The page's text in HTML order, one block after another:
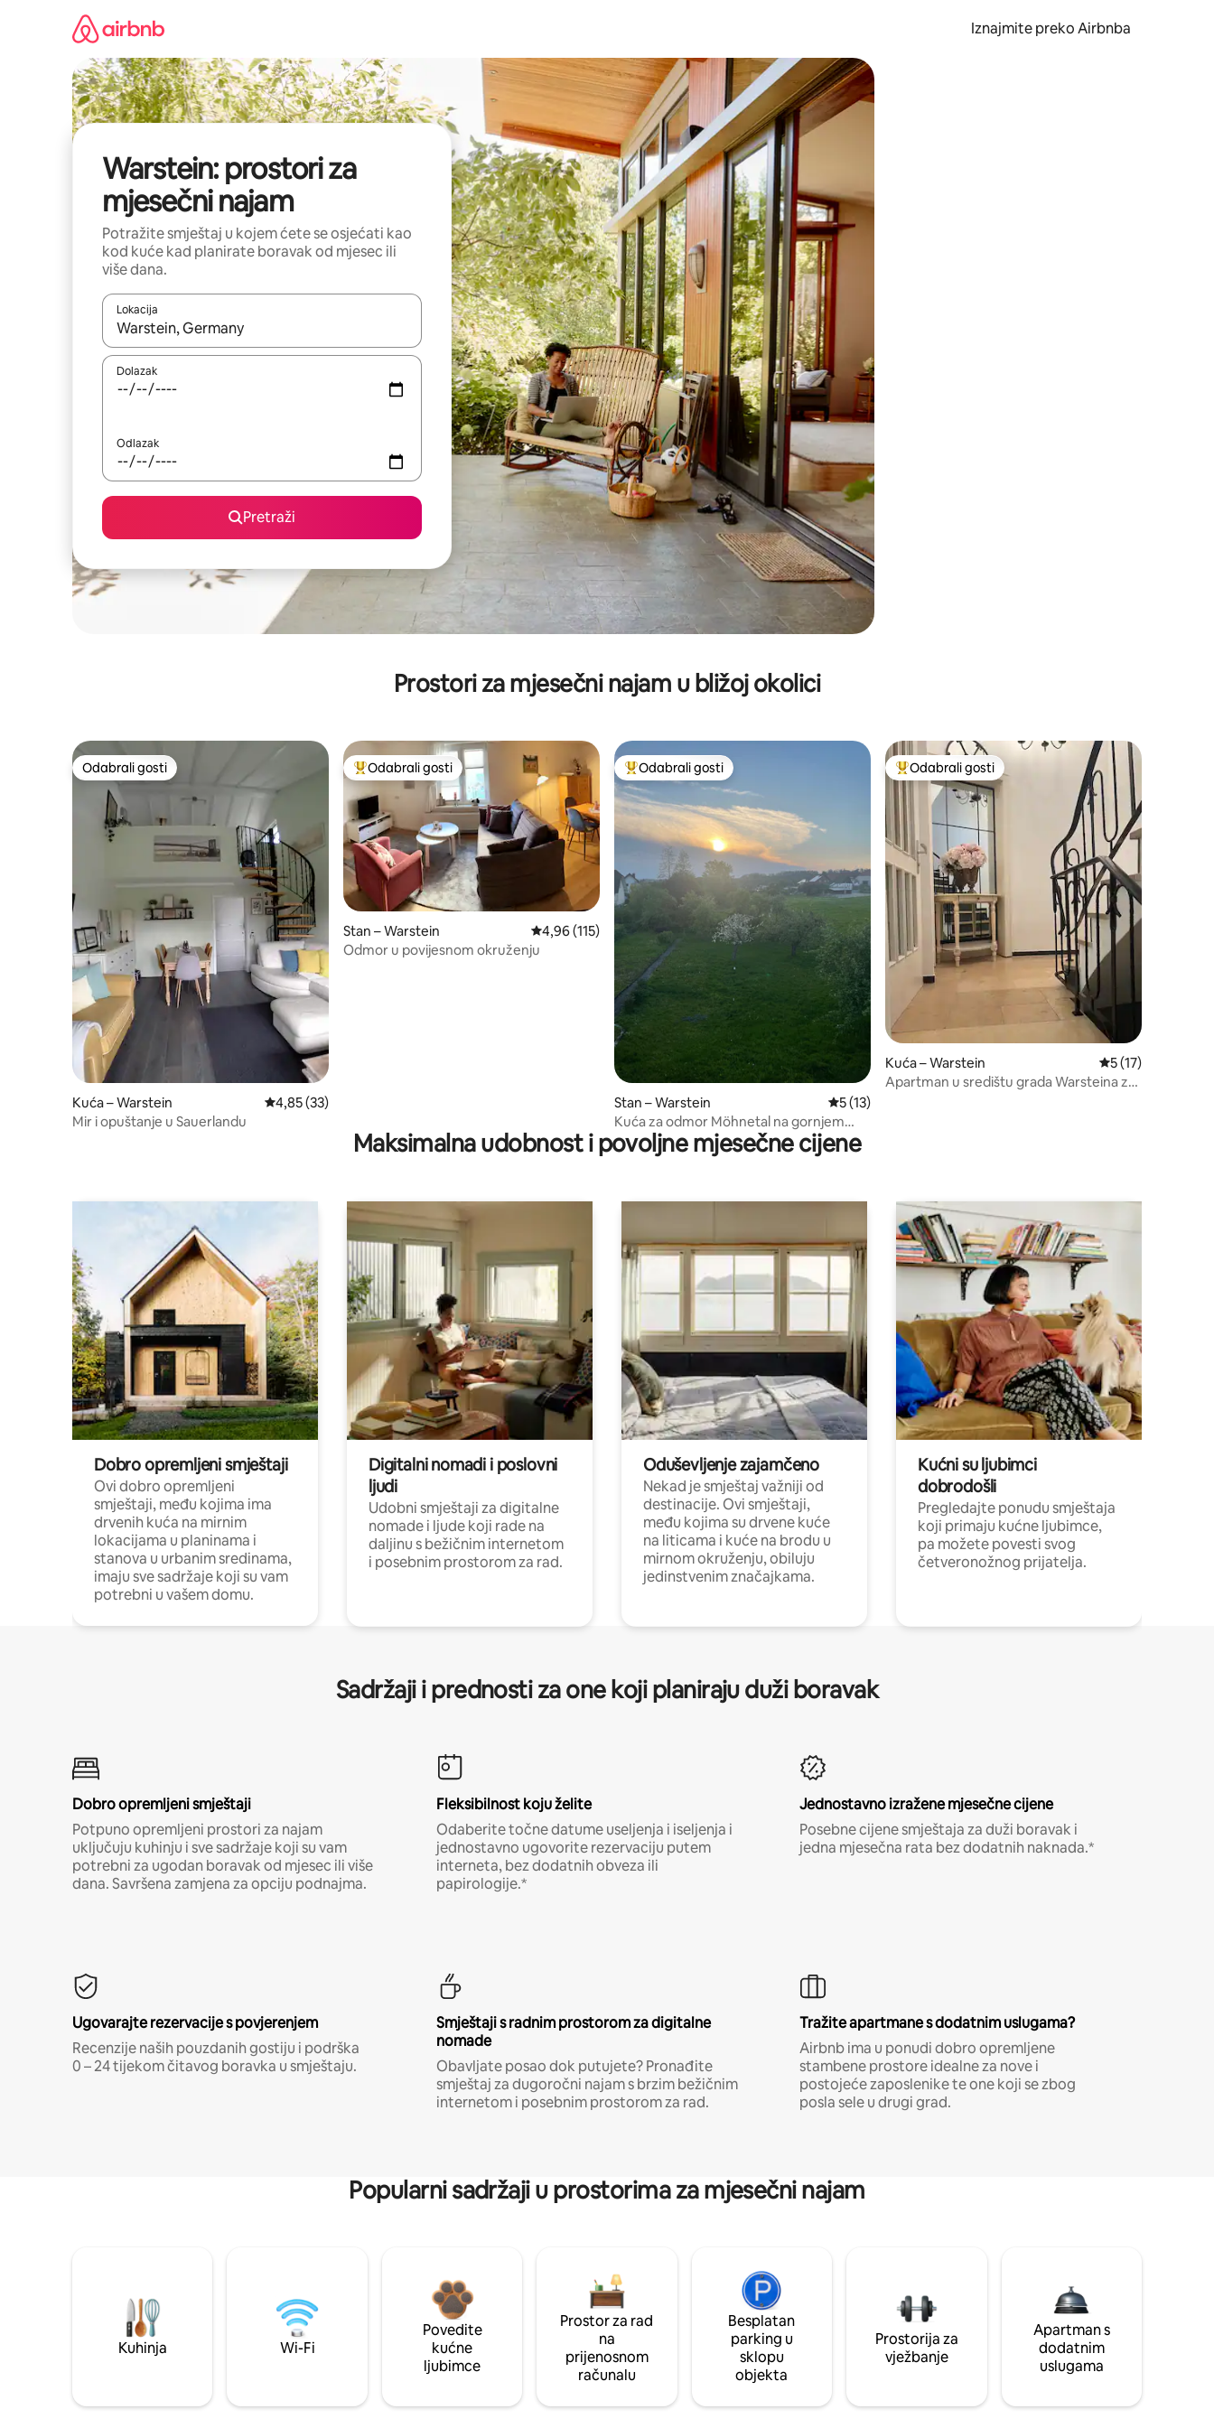
Iznajmite preko Airbnba
Warstein: prostori za
mjesečni najam
Potražite smještaj u kojem ćete se osjećati kao
kod kuće kad planirate boravak od mjesec ili
više dana.
Lokacija
Kada budu dostupni rezultati, moći ćete ih pregledati koristeći se strelicama prema gore i prema dolje, kao i dodirom ili prelaskom prstom po zaslonu.
Dolazak
Odlazak
Pretraži
Prostori za mjesečni najam u bližoj okolici
Odabrali gosti
Odabrali gosti
Kuća – Warstein Prosječna ocjena: 4,85/5, recenzija: 33
4,85 (33)
Mir i opuštanje u Sauerlandu
Među najviše rangiranima s oznakom „Odabrali gosti”
Odabrali gosti
Stan – Warstein Prosječna ocjena: 4,96/5, recenzija: 115
4,96 (115)
Odmor u povijesnom okruženju
Među najviše rangiranima s oznakom „Odabrali gosti”
Odabrali gosti
Stan – Warstein Prosječna ocjena: 5/5, recenzija: 13
5 (13)
Kuća za odmor Möhnetal na gornjem
katu
Među najviše rangiranima s oznakom „Odabrali gosti”
Odabrali gosti
Kuća – Warstein Prosječna ocjena:
5 (17)
Apartman u središtu grada Warsteina za
Maksimalna udobnost i povoljne mjesečne cijene
Dobro opremljeni smještaji
Ovi dobro opremljeni
smještaji, među kojima ima
drvenih kuća na mirnim
lokacijama u planinama i
stanova u urbanim sredinama,
imaju sve sadržaje koji su vam
potrebni u vašem domu.
Digitalni nomadi i poslovni
ljudi
Udobni smještaji za digitalne
nomade i ljude koji rade na
daljinu s bežičnim internetom
i posebnim prostorom za rad.
Oduševljenje zajamčeno
Nekad je smještaj važniji od
destinacije. Ovi smještaji,
među kojima su drvene kuće
na liticama i kuće na brodu u
mirnom okruženju, obiluju
jedinstvenim značajkama.
Kućni su ljubimci
dobrodošli
Pregledajte ponudu smještaja
koji primaju kućne ljubimce,
pa možete povesti svog
četveronožnog prijatelja.
Sadržaji i prednosti za one koji planiraju duži boravak
Dobro opremljeni smještaji
Potpuno opremljeni prostori za najam
uključuju kuhinju i sve sadržaje koji su vam
potrebni za ugodan boravak od mjesec ili više
dana. Savršena zamjena za opciju podnajma.
Fleksibilnost koju želite
Odaberite točne datume useljenja i iseljenja i
jednostavno ugovorite rezervaciju putem
interneta, bez dodatnih obveza ili
papirologije.*
Jednostavno izražene mjesečne cijene
Posebne cijene smještaja za duži boravak i
jedna mjesečna rata bez dodatnih naknada.*
Ugovarajte rezervacije s povjerenjem
Recenzije naših pouzdanih gostiju i podrška
0 – 24 tijekom čitavog boravka u smještaju.
Smještaji s radnim prostorom za digitalne
nomade
Obavljate posao dok putujete? Pronađite
smještaj za dugoročni najam s brzim bežičnim
internetom i posebnim prostorom za rad.
Tražite apartmane s dodatnim uslugama?
Airbnb ima u ponudi dobro opremljene
stambene prostore idealne za nove i
postojeće zaposlenike te one koji se zbog
posla sele u drugi grad.
Popularni sadržaji u prostorima za mjesečni najam
Kuhinja Wi-Fi
Povedite
kućne
ljubimce
Prostor za rad
na
prijenosnom
računalu
Besplatan
parking u
sklopu
objekta
Prostorija za
vježbanje
Apartman s
dodatnim
uslugama